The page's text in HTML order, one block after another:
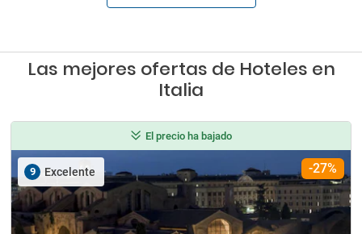
Las mejores ofertas de Hoteles en
Italia
El precio ha bajado
9 Excelente -27%